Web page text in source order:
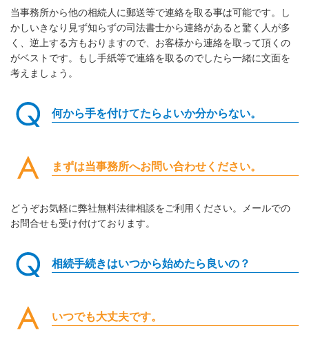
当事務所から他の相続人に郵送等で連絡を取る事は可能です。し
かしいきなり見ず知らずの司法書士から連絡があると驚く人が多
く、逆上する方もおりますので、お客様から連絡を取って頂くの
がベストです。もし手紙等で連絡を取るのでしたら一緒に文面を
考えましょう。
何から手を付けてたらよいか分からない。
まずは当事務所へお問い合わせください。
どうぞお気軽に弊社無料法律相談をご利用ください。メールでの
お問合せも受け付けております。
相続手続きはいつから始めたら良いの？
いつでも大丈夫です。